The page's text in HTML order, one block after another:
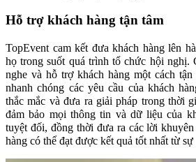
Hỗ trợ khách hàng tận tâm
TopEvent cam kết đưa khách hàng lên
họ trong suốt quá trình tổ chức hội nghị.
nghe và hỗ trợ khách hàng một cách
nhanh chóng các yêu cầu của khách
thắc mắc và đưa ra giải pháp trong thời
đảm bảo mọi thông tin và dữ liệu của
tuyệt đối, đồng thời đưa ra các lời
hàng có thể đạt được kết quả tốt nhất từ